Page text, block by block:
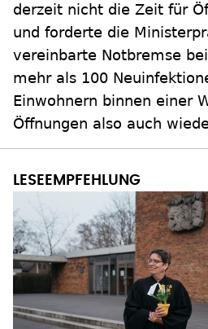
derzeit nicht die Zeit für
und forderte die
vereinbarte Notbremse
mehr als 100
Einwohnern binnen einer
Öffnungen also auch